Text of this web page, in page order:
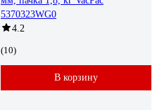
5370323WG0
4.2
(10)
В корзину